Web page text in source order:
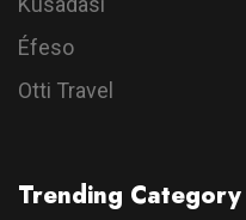
Éfeso
Otti Travel
Trending Category